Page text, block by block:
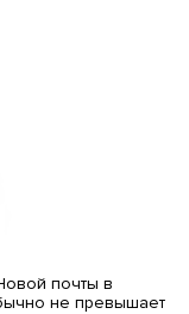
почты в
не превышает